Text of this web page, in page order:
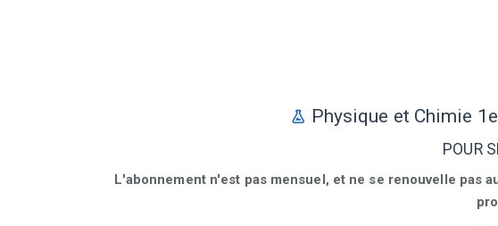
Physique et Chimie
POUR
L'abonnement n'est pas mensuel, et ne se renouvelle pas